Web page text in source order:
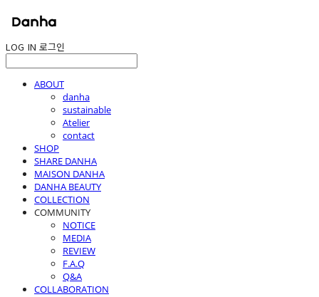
LOG IN 로그인
ABOUT
danha
sustainable
Atelier
contact
SHOP
SHARE DANHA
MAISON DANHA
DANHA BEAUTY
COLLECTION
COMMUNITY
NOTICE
MEDIA
REVIEW
F.A.Q
Q&A
COLLABORATION